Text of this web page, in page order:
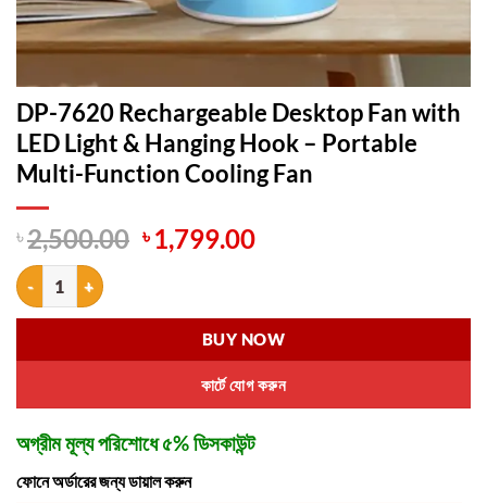
DP-7620 Rechargeable Desktop Fan with
LED Light & Hanging Hook – Portable
Multi-Function Cooling Fan
৳2,500.00 Original
price
৳ 2,500.00.
৳ 1,799.00Current
৳ 1,799.00.
DP-7620 Rechargeable Desktop Fan with LED Light & Hanging
কার্টে যোগ করুন
BUY NOW
অগ্রীম মূল্য পরিশোধে ৫% ডিসকাউন্ট
ফোনে অর্ডারের জন্য ডায়াল করুন